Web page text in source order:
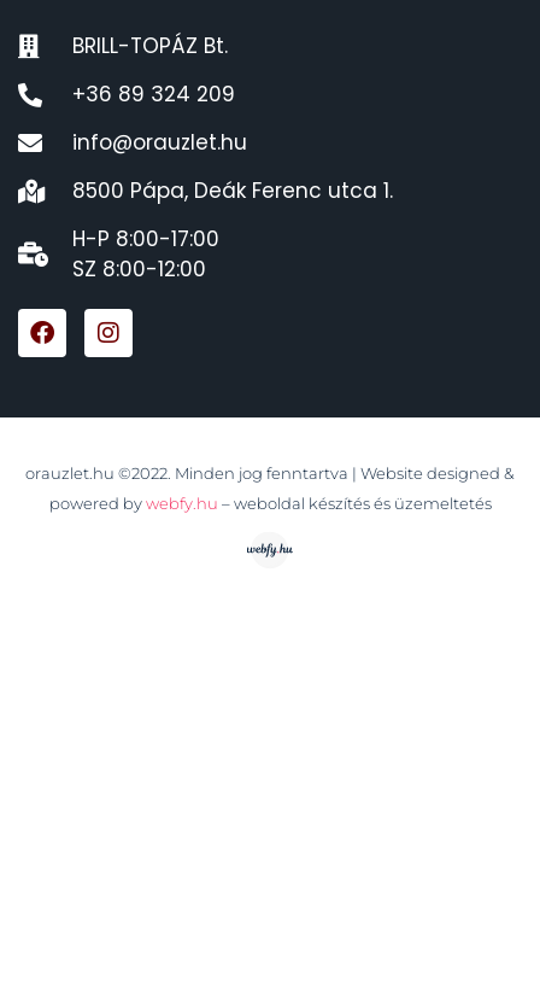
BRILL-TOPÁZ Bt.
+36 89 324 209
info@orauzlet.hu
8500 Pápa, Deák Ferenc utca 1.
H-P 8:00-17:00
SZ 8:00-12:00
orauzlet.hu ©2022. Minden jog fenntartva | Website designed &
powered by webfy.hu – weboldal készítés és üzemeltetés